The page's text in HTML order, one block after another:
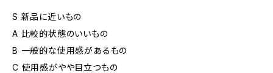
S 新品に近いもの
A 比較的状態のいいもの
B 一般的な使用感があるもの
C 使用感がやや目立つもの